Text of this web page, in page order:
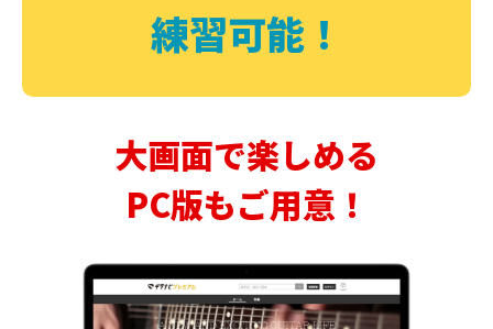
練習可能！
大画面で楽しめる
PC版もご用意！